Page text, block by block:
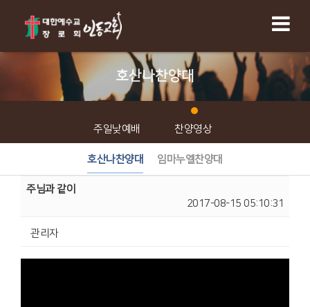
호산나찬양대
주일낮예배 찬양영상
호산나찬양대 임마누엘찬양대
주님과 같이
2017-08-15 05:10:31
관리자